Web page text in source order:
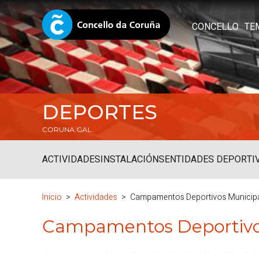
CONCELLO
DEPORTES
CORUNA.GAL
ACTIVIDADESINSTALACIÓNSENTIDADES
Inicio Actividades Campamentos Deportivos
Campamentos